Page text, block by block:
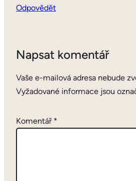
Odpovědět
Napsat komentář
Vaše e-mailová adresa nebude
Vyžadované informace jsou
Komentář *